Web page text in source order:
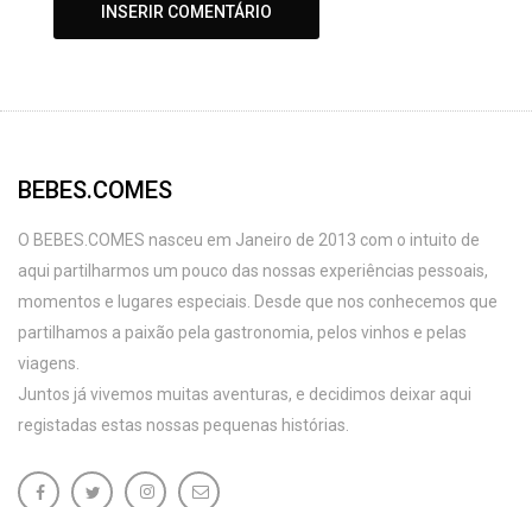
BEBES.COMES
O BEBES.COMES nasceu em Janeiro de 2013 com o intuito de
aqui partilharmos um pouco das nossas experiências pessoais,
momentos e lugares especiais. Desde que nos conhecemos que
partilhamos a paixão pela gastronomia, pelos vinhos e pelas
viagens.
Juntos já vivemos muitas aventuras, e decidimos deixar aqui
registadas estas nossas pequenas histórias.